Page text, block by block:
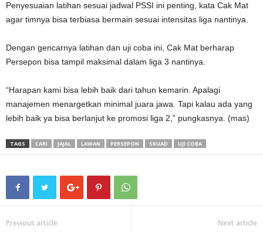
Penyesuaian latihan sesuai jadwal PSSI ini penting, kata Cak Mat
agar timnya bisa terbiasa bermain sesuai intensitas liga nantinya.
Dengan gencarnya latihan dan uji coba ini, Cak Mat berharap
Persepon bisa tampil maksimal dalam liga 3 nantinya.
“Harapan kami bisa lebih baik dari tahun kemarin. Apalagi
manajemen menargetkan minimal juara jawa. Tapi kalau ada yang
lebih baik ya bisa berlanjut ke promosi liga 2,” pungkasnya. (mas)
TAGS CARI JAJAL LAWAN PERSEPON SKUAD UJI COBA
Previous article Next article